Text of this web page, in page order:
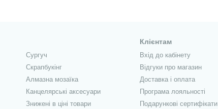
Сургуч
Скрапбукінг
Алмазна мозаїка
Канцелярські аксесуари
Знижені в ціні товари
Клієнтам
Вхід до кабінету
Відгуки про магазин
Доставка і оплата
Програма лояльності
Подарункові сертифікати